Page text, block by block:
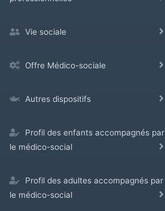
Vie sociale
Offre Médico-sociale
Autres dispositifs
Profil des enfants accompagnés par
le médico-social
Profil des adultes accompagnés par
le médico-social